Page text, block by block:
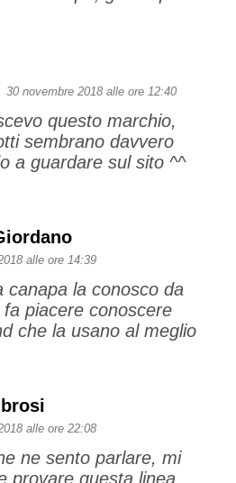
30 novembre 2018 alle ore 12:40
questo marchio,
sembrano davvero
a guardare sul sito ^^
alle ore 14:39
canapa la conosco da
piacere conoscere
che la usano al meglio
alle ore 22:08
ne sento parlare, mi
provare questa linea,